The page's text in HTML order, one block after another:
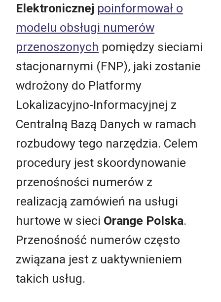
Elektronicznej poinformował o
modelu obsługi numerów
przenoszonych pomiędzy sieciami
stacjonarnymi (FNP), jaki zostanie
wdrożony do Platformy
Lokalizacyjno-Informacyjnej z
Centralną Bazą Danych w ramach
rozbudowy tego narzędzia. Celem
procedury jest skoordynowanie
przenośności numerów z
realizacją zamówień na usługi
hurtowe w sieci Orange Polska.
Przenośność numerów często
związana jest z uaktywnieniem
takich usług.